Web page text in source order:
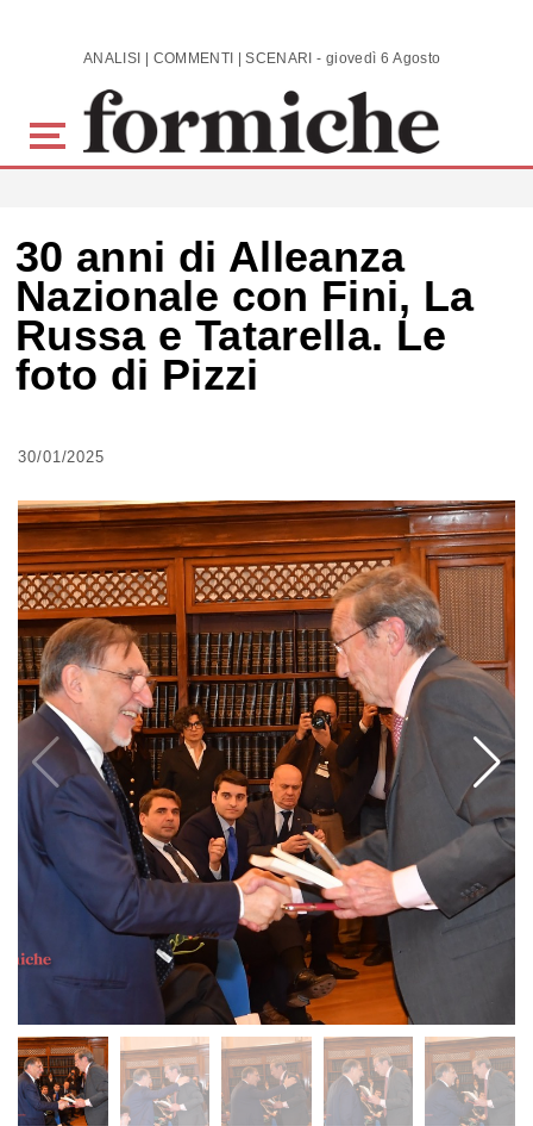
Skip to main content ANALISI | COMMENTI | SCENARI - giovedì 6 Agosto 2026
30 anni di Alleanza
Nazionale con Fini, La
Russa e Tatarella. Le
foto di Pizzi
30/01/2025